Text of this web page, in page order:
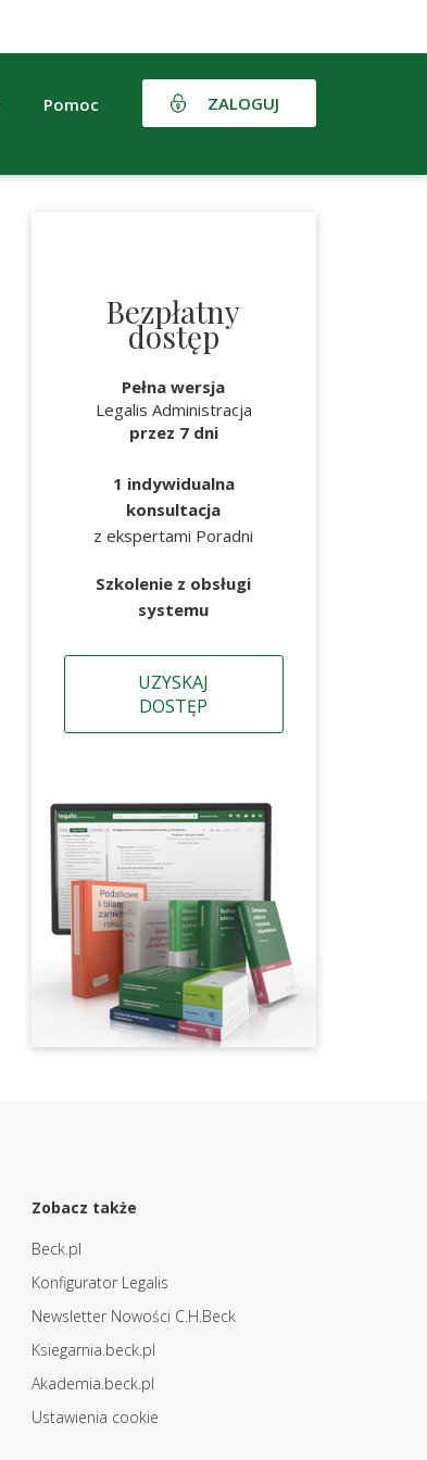
Pomoc ZALOGUJ
Bezpłatny
dostęp
Pełna wersja
Legalis Administracja
przez 7 dni
1 indywidualna
konsultacja
z ekspertami Poradni
Szkolenie z obsługi
systemu
UZYSKAJ
DOSTĘP
Zobacz także
Beck.pl
Konfigurator Legalis
Newsletter Nowości C.H.Beck
Ksiegarnia.beck.pl
Akademia.beck.pl
Ustawienia cookie